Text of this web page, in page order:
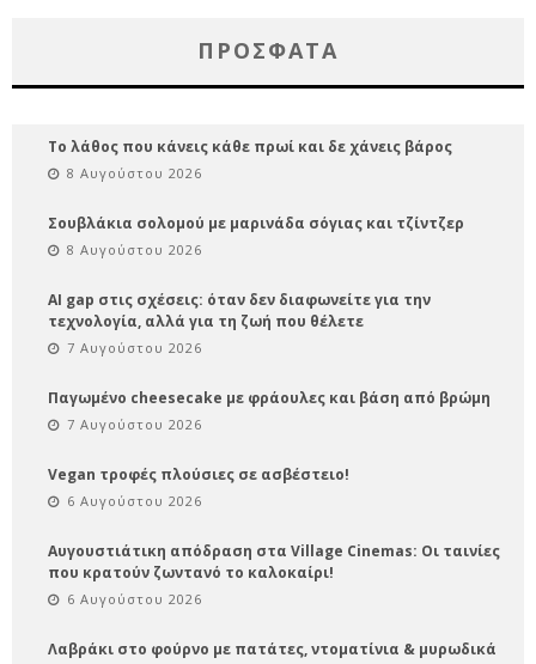
ΠΡΌΣΦΑΤΑ
Το λάθος που κάνεις κάθε πρωί και δε χάνεις βάρος
8 Αυγούστου 2026
Σουβλάκια σολομού με μαρινάδα σόγιας και τζίντζερ
8 Αυγούστου 2026
AI gap στις σχέσεις: όταν δεν διαφωνείτε για την
τεχνολογία, αλλά για τη ζωή που θέλετε
7 Αυγούστου 2026
Παγωμένο cheesecake με φράουλες και βάση από βρώμη
7 Αυγούστου 2026
Vegan τροφές πλούσιες σε ασβέστειο!
6 Αυγούστου 2026
Αυγουστιάτικη απόδραση στα Village Cinemas: Οι ταινίες
που κρατούν ζωντανό το καλοκαίρι!
6 Αυγούστου 2026
Λαβράκι στο φούρνο με πατάτες, ντοματίνια & μυρωδικά